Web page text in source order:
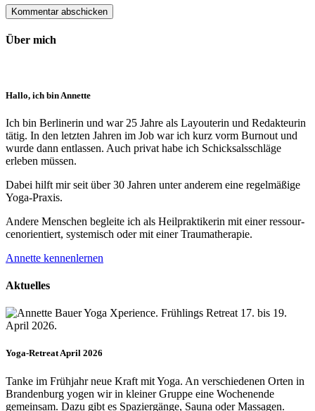
Über mich
Hallo, ich bin Annette
Ich bin Berlinerin und war 25 Jahre als Layouterin und Redak­teurin
tätig. In den letzten Jahren im Job war ich kurz vorm Burnout und
wurde dann ent­lassen. Auch privat habe ich Schick­sals­schläge
erleben müssen.
Dabei hilft mir seit über 30 Jahren unter anderem eine regelmäßige
Yoga-Praxis.
Andere Menschen begleite ich als Heil­prakti­kerin mit einer ressour­
cenorien­tiert, systemisch oder mit einer Trauma­therapie.
Annette kennenlernen
Aktuelles
Yoga-Retreat April 2026
Tanke im Frühjahr neue Kraft mit Yoga. An verschiedenen Orten in
Brandenburg yogen wir in kleiner Gruppe eine Wochenende
gemeinsam. Dazu gibt es Spaziergänge, Sauna oder Massagen.